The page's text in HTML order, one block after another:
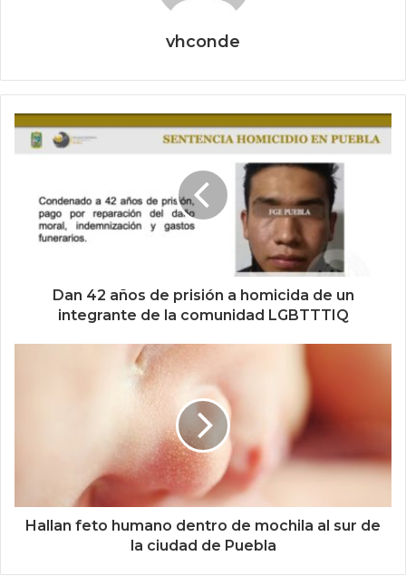
vhconde
Dan 42 años de prisión a homicida de un
integrante de la comunidad LGBTTTIQ
Hallan feto humano dentro de mochila al sur de
la ciudad de Puebla